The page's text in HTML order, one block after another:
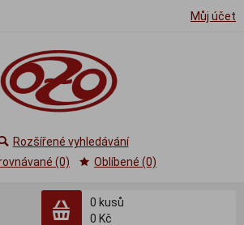
Můj účet
0 kusů
0 Kč
Rozšířené vyhledávání
(0)
Oblíbené (0)